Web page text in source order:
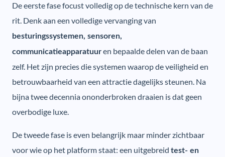
De eerste fase focust volledig op de technische kern van de
rit. Denk aan een volledige vervanging van
besturingssystemen, sensoren,
communicatieapparatuuren bepaalde delen van de baan
zelf. Het zijn precies die systemen waarop de veiligheid en
betrouwbaarheid van een attractie dagelijks steunen. Na
bijna twee decennia ononderbroken draaien is dat geen
overbodige luxe.
De tweede fase is even belangrijk maar minder zichtbaar
voor wie op het platform staat: een uitgebreid test- en